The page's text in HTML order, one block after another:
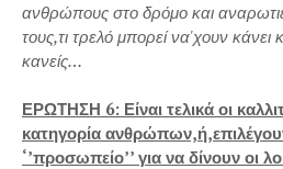
ανθρώπους στο δρόμο και
τους,τι τρελό μπορεί να'χουν κάνει
κανείς…
ΕΡΩΤΗΣΗ 6: Είναι τελικά οι
κατηγορία
‘’προσωπείο’’ για να δίνουν οι